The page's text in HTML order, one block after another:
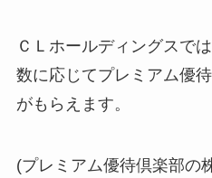
ＣＬホールディングスでは
数に応じてプレミアム優
がもらえます。
(プレミアム優待倶楽部の